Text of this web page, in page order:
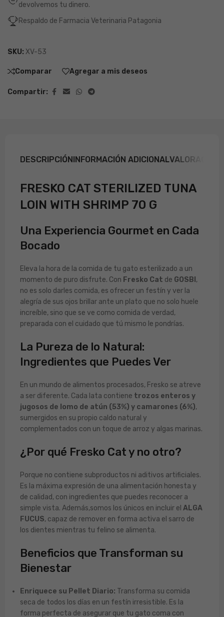
devolvemos tu dinero.
Respaldo de Farmacia Veterinaria Patagonia
SKU: XV-53
Comparar Agregar a mis deseos
Compartir:
DESCRIPCIÓN INFORMACIÓN ADICIONAL
FRESKO CAT STERILIZED TUNA
LOIN WITH SHRIMP 70 G
Una Experiencia Gourmet en Cada
Bocado
Eleva la hora de la comida de tu gato esterilizado a un
momento de puro disfrute. Con Fresko Cat de GOSBI ,
no es solo darles comida, es ofrecer un festín y ver la
alegría de sus ojos brillar ante un plato que no solo huele
increíble, sino que se ve como comida de verdad,
preparada con el cuidado que tú mismo le pondrías.
La Pureza de lo Natural:
Ingredientes que Puedes Ver
En un mundo de alimentos procesados, Fresko se atreve
a ser diferente. Cada lata contiene trozos enteros y
jugosos de lomo de atún (53%) y camarones (6%),
sumergidos en su propio caldo natural y
complementados con un toque de arroz y algas marinas.
¿Por qué Fresko Cat y no otro?
Porque no contiene subproductos ni aditivos artificiales.
Es la máxima expresión de una alimentación honesta y
de calidad, con ingredientes que puedes reconocer a
simple vista. Además,somos los únicos en incluir el ALGA
FUCUS, capaz de remover en forma activa el sarro de
los dientes mientras tu felino se alimenta.
Beneficios que Transforman su
Bienestar
Enriquece su Pellet Diario: Transforma su comida
seca de todos los días en un festín irresistible. Es la
forma perfecta de asegurar que tu gato coma con